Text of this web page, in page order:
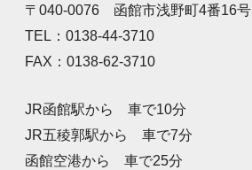
〒040-0076 函館市浅野町4番16号
TEL：0138-44-3710
FAX：0138-62-3710
JR函館駅から 車で10分
JR五稜郭駅から 車で7分
函館空港から 車で25分